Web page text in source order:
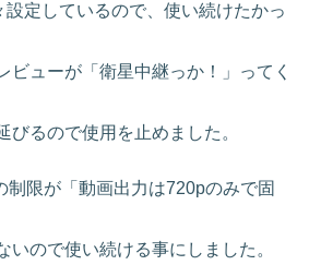
定しているので、使い続けたかっ
ビューが「衛星中継っか！」ってく
びるので使用を止めました。
制限が「動画出力は720pのみで固
いので使い続ける事にしました。